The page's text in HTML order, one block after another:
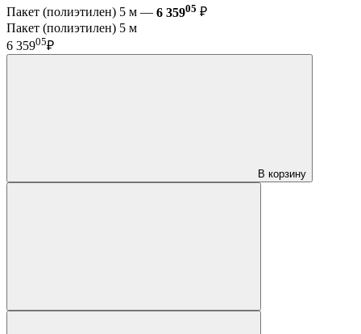
Пакет (полиэтилен) 5 м — 6 35905 ₽
Пакет (полиэтилен) 5 м
6 35905₽
В корзину